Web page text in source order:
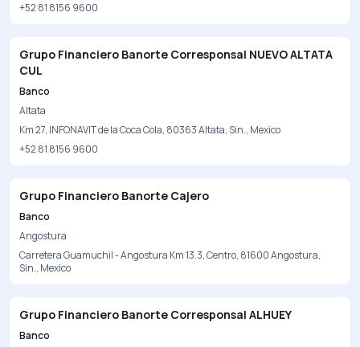
+52 81 8156 9600
Grupo Financiero Banorte Corresponsal NUEVO ALTATA
CUL
Banco
Altata
Km 27, INFONAVIT de la Coca Cola, 80363 Altata, Sin., Mexico
+52 81 8156 9600
Grupo Financiero Banorte Cajero
Banco
Angostura
Carretera Guamuchil - Angostura Km 13.3, Centro, 81600 Angostura,
Sin., Mexico
Grupo Financiero Banorte Corresponsal ALHUEY
Banco